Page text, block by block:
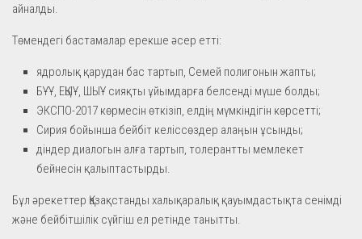
айналды.
Төмендегі бастамалар ерекше әсер етті:
ядролық қарудан бас тартып, Семей полигонын жапты;
БҰҰ, ЕҚЫҰ, ШЫҰ сияқты ұйымдарға белсенді мүше болды;
ЭКСПО-2017 көрмесін өткізіп, елдің мүмкіндігін көрсетті;
Сирия бойынша бейбіт келіссөздер алаңын ұсынды;
діндер диалогын алға тартып, толерантты мемлекет
бейнесін қалыптастырды.
Бұл әрекеттер Қазақстанды халықаралық қауымдастықта сенімді
және бейбітшілік сүйгіш ел ретінде танытты.